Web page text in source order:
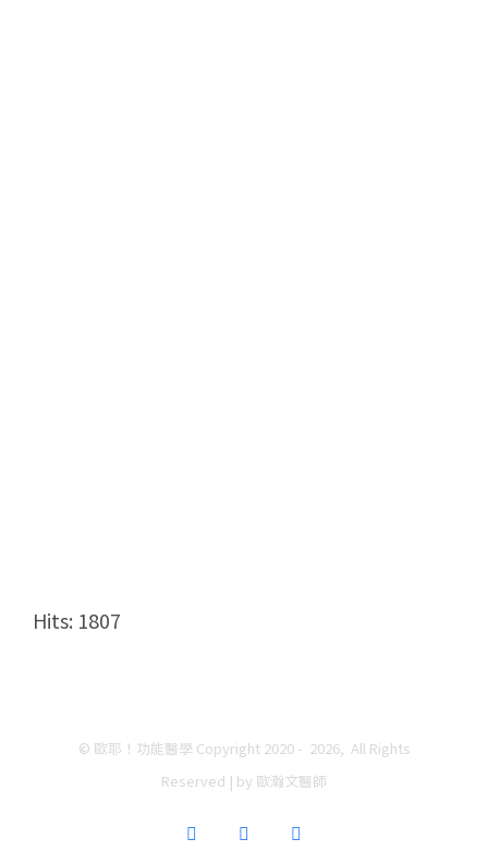
Hits: 1807
© 歐耶！功能醫學 Copyright 2020 - 2026, All Rights
Reserved | by 歐瀚文醫師
FacebookInstagram